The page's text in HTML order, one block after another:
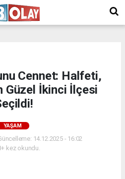
Cennet: Halfeti,
Güzel İkinci İlçesi
YAŞAM
14.12.2025 - 16:02
kez okundu.